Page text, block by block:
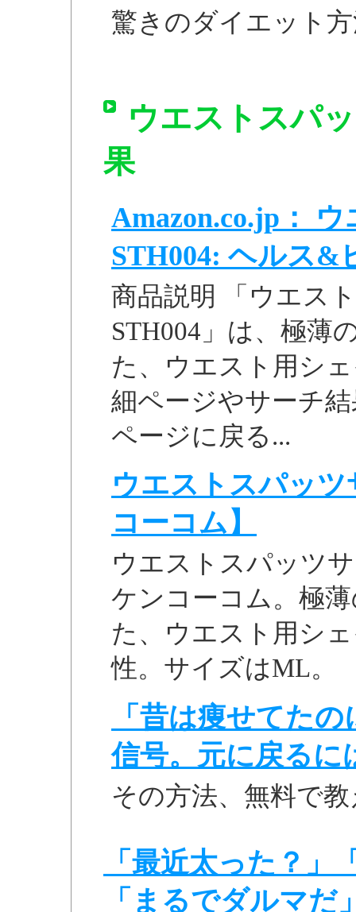
驚きのダイエット
ウエストスパ
果
Amazon.co.jp：
STH004: ヘルス&
商品説明 「ウエス
STH004」は、極薄
た、ウエスト用シ
細ページやサーチ
ページに戻る...
ウエストスパッ
コーコム】
ウエストスパッツ
ケンコーコム。極
た、ウエスト用シ
性。サイズはML。
「昔は痩せてた
信号。元に戻るに
その方法、無料で
「最近太った？
「まるでダルマだ